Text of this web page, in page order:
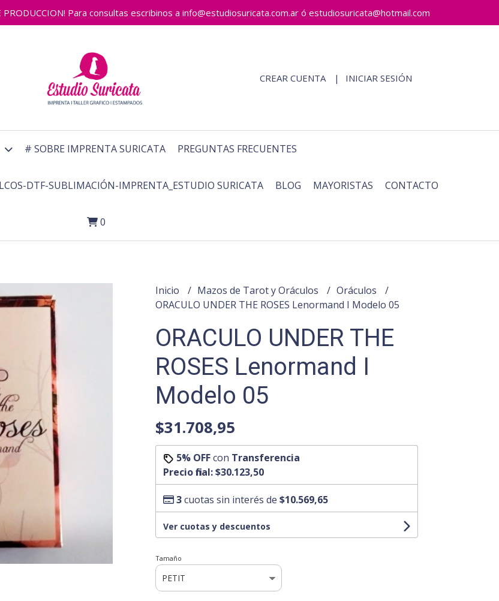
PRODUCCION! Para consultas escribinos a info@estudiosuricata.com.ar ó estudiosuricata@hotmail.com
CREAR CUENTA INICIAR SESIÓN
# SOBRE IMPRENTA SURICATA PREGUNTAS FRECUENTES
DTF-SUBLIMACIÓN-IMPRENTA_ESTUDIO SURICATA BLOG MAYORISTAS CONTACTO
0
Inicio Mazos de Tarot y Oráculos
Oráculos
ORACULO UNDER THE ROSES Lenormand I Modelo 05
ORACULO UNDER THE
ROSES Lenormand I
Modelo 05
$31.708,95
5% OFFcon Transferencia
Precio final:$30.123,50
3cuotas sin interés de $10.569,65
Ver cuotas y descuentos
Tamaño